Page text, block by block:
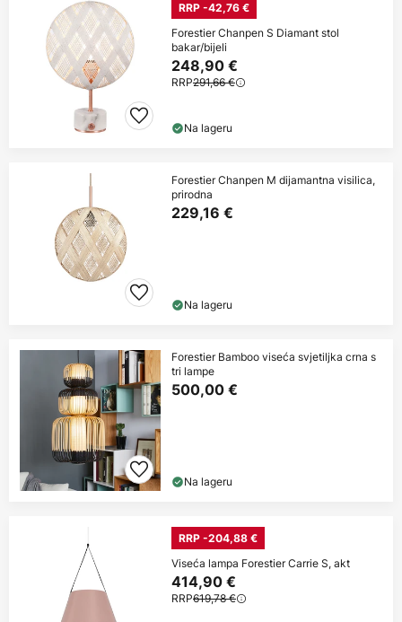
RRP -42,76 €
Forestier Chanpen S Diamant stol
bakar/bijeli
248,90 €
RRP291,66 €
Na lageru
Forestier Chanpen M dijamantna visilica,
prirodna
229,16 €
Na lageru
Forestier Bamboo viseća svjetiljka crna s
tri lampe
500,00 €
Na lageru
RRP -204,88 €
Viseća lampa Forestier Carrie S, akt
414,90 €
RRP619,78 €